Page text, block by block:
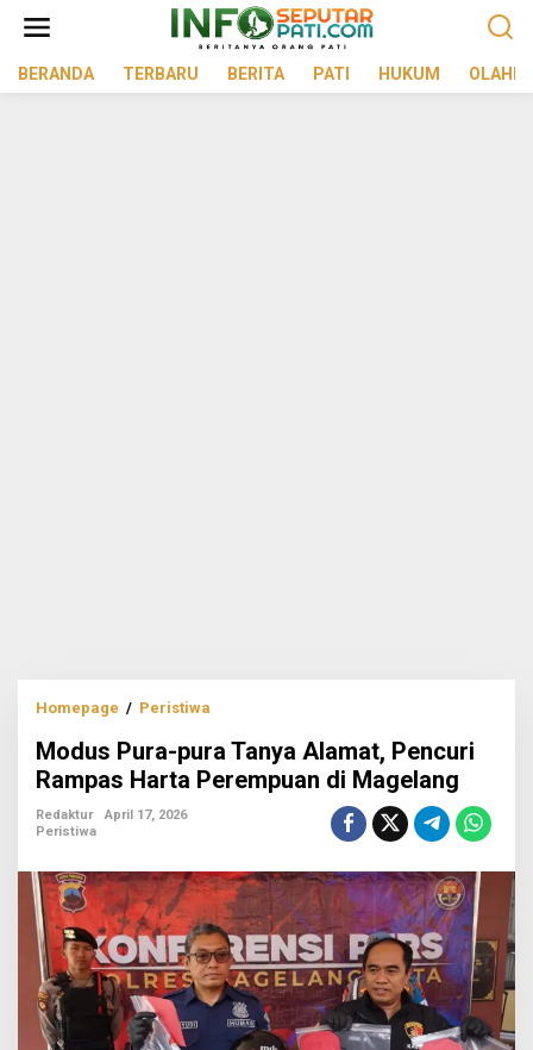
BERANDA
TERBARU BERITA PATI HUKUM
Homepage / Peristiwa
pura
Tanya
Alamat,
Perempuan
di
Magelang
Modus Pura-pura Tanya Alamat, Pencuri
Rampas Harta Perempuan di Magelang
Redaktur
April 17, 2026
Peristiwa